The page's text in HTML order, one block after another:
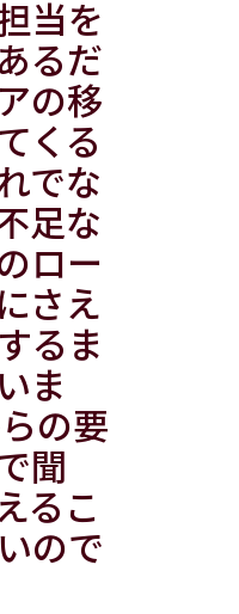
当を
るだ
の移
くる
でな
足な
ロー
さえ
るま
ま
の要
聞
るこ
ので